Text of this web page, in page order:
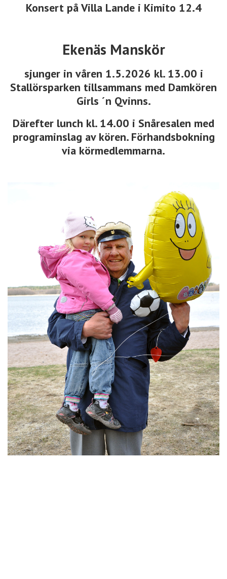
Konsert på Villa Lande i Kimito 12.4
Ekenäs Manskör
sjunger in våren 1.5.2026 kl. 13.00 i
Stallörsparken tillsammans med Damkören
Girls ´n Qvinns.
Därefter lunch kl. 14.00 i Snåresalen med
programinslag av kören. Förhandsbokning
via körmedlemmarna.